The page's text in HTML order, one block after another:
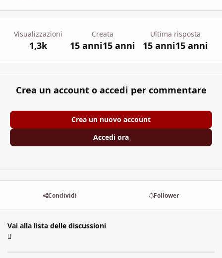
Visualizzazioni
1,3k
Creata
15 anni15 anni
Ultima risposta
15 anni15 anni
Crea un account o accedi per commentare
Crea un nuovo account
Accedi ora
Condividi Follower
Vai alla lista delle discussioni